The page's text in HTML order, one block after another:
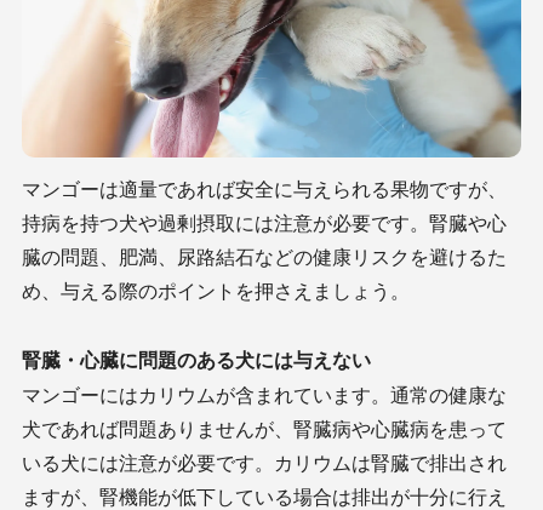
マンゴーは適量であれば安全に与えられる果物ですが、
持病を持つ犬や過剰摂取には注意が必要です。腎臓や心
臓の問題、肥満、尿路結石などの健康リスクを避けるた
め、与える際のポイントを押さえましょう。
腎臓・心臓に問題のある犬には与えない
マンゴーにはカリウムが含まれています。通常の健康な
犬であれば問題ありませんが、腎臓病や心臓病を患って
いる犬には注意が必要です。カリウムは腎臓で排出され
ますが、腎機能が低下している場合は排出が十分に行え